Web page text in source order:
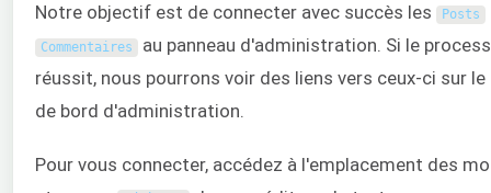
Notre objectif est de connecter avec succès les Posts
Commentaires au panneau d'administration. Si le
réussit, nous pourrons voir des liens vers ceux-ci sur le
de bord d'administration.
Pour vous connecter, accédez à l'emplacement des